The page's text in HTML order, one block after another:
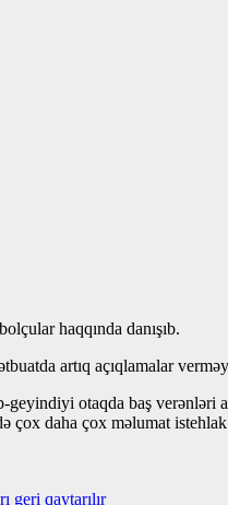
haqqında danışıb.
artıq açıqlamalar
otaqda baş
çox daha çox məlumat
geri qaytarılır